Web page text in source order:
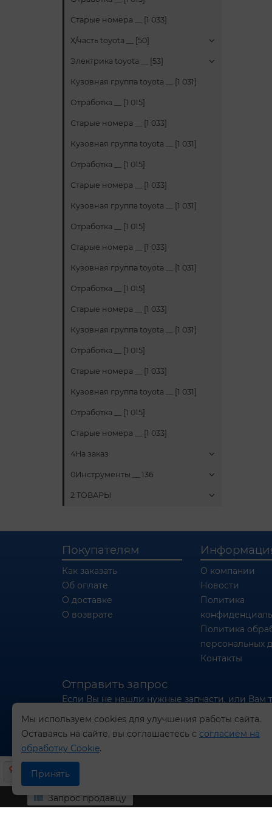
Старые номера __ [1 033]
Х/часть toyota __ [50]
Электрика toyota __ [53]
Кузовная группа toyota __ [1 031]
Отработка __ [1 015]
Старые номера __ [1 033]
Кузовная группа toyota __ [1 031]
Отработка __ [1 015]
Старые номера __ [1 033]
Кузовная группа toyota __ [1 031]
Отработка __ [1 015]
Старые номера __ [1 033]
Кузовная группа toyota __ [1 031]
Отработка __ [1 015]
Старые номера __ [1 033]
Кузовная группа toyota __ [1 031]
Отработка __ [1 015]
Старые номера __ [1 033]
Кузовная группа toyota __ [1 031]
Отработка __ [1 015]
Старые номера __ [1 033]
4На заказ
0Инструменты __ 136
2 ТОВАРЫ
Покупателям
Как заказать
Об оплате
О доставке
О возврате
О компании
Новости
Политика
Политика
персональных
Контакты
Отправить запрос
Если Вы не нашли нужные запчасти, или Вам
отправьте нам запрос - мы Вам поможем
Отправить запрос продавцу
Запрос продавцу
Мы используем cookies для улучшения работы сайта.
Оставаясь на сайте, вы соглашаетесь с согласием на
обработку Cookie.
Принять